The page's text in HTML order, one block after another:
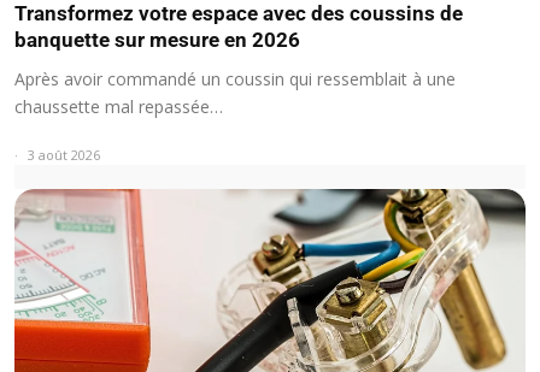
Transformez votre espace avec des coussins de
banquette sur mesure en 2026
Après avoir commandé un coussin qui ressemblait à une
chaussette mal repassée…
3 août 2026